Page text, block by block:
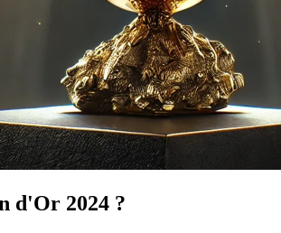
d'Or 2024 ?